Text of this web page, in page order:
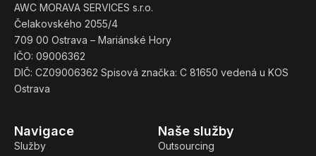
Naše služby
Outsourcing
Navigace
Služby
AWC MORAVA SERVICES s.r.o.
Čelakovského 2055/4
709 00 Ostrava – Mariánské Hory
IČO: 09006362
DIČ: CZ09006362 Spisová značka: C 81650 vedená u KOS
Ostrava